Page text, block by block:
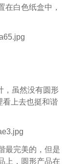
在白色纸盒中，
，虽然没有圆形
看上去也挺和谐
最完美的，但是
上，圆形产品在